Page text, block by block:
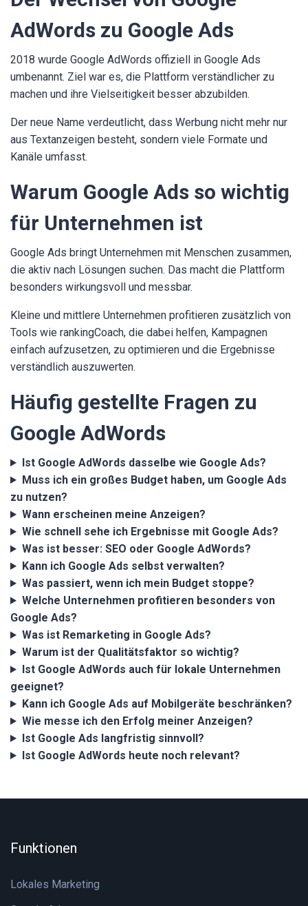
AdWords zu Google Ads
2018 wurde Google AdWords offiziell in Google Ads
umbenannt. Ziel war es, die Plattform verständlicher zu
machen und ihre Vielseitigkeit besser abzubilden.
Der neue Name verdeutlicht, dass Werbung nicht mehr nur
aus Textanzeigen besteht, sondern viele Formate und
Kanäle umfasst.
Warum Google Ads so wichtig
für Unternehmen ist
Google Ads bringt Unternehmen mit Menschen zusammen,
die aktiv nach Lösungen suchen. Das macht die Plattform
besonders wirkungsvoll und messbar.
Kleine und mittlere Unternehmen profitieren zusätzlich von
Tools wie rankingCoach, die dabei helfen, Kampagnen
einfach aufzusetzen, zu optimieren und die Ergebnisse
verständlich auszuwerten.
Häufig gestellte Fragen zu
Google AdWords
Ist Google AdWords dasselbe wie Google Ads?
Muss ich ein großes Budget haben, um Google Ads
zu nutzen?
Wann erscheinen meine Anzeigen?
Wie schnell sehe ich Ergebnisse mit Google Ads?
Was ist besser: SEO oder Google AdWords?
Kann ich Google Ads selbst verwalten?
Was passiert, wenn ich mein Budget stoppe?
Welche Unternehmen profitieren besonders von
Google Ads?
Was ist Remarketing in Google Ads?
Warum ist der Qualitätsfaktor so wichtig?
Ist Google AdWords auch für lokale Unternehmen
geeignet?
Kann ich Google Ads auf Mobilgeräte beschränken?
Wie messe ich den Erfolg meiner Anzeigen?
Ist Google Ads langfristig sinnvoll?
Ist Google AdWords heute noch relevant?
Funktionen
Lokales Marketing